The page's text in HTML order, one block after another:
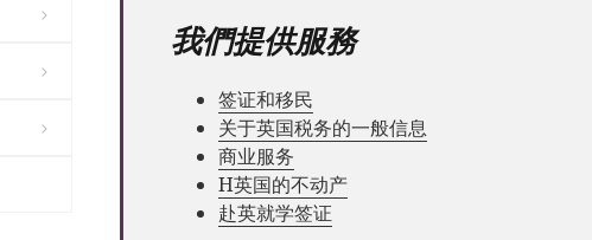
我們提供服務
签证和移民
关于英国税务的一般信息
商业服务
Н英国的不动产
赴英就学签证